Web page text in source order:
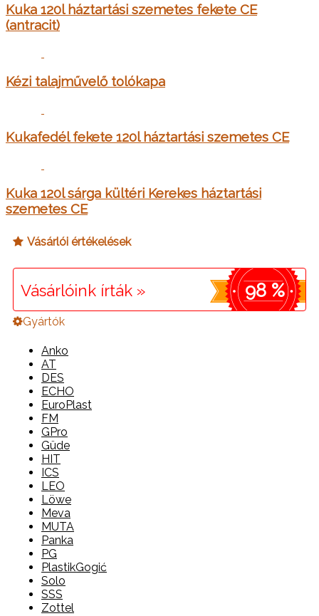
Kuka 120l háztartási szemetes fekete CE
(antracit)
Kézi talajművelő tolókapa
Kukafedél fekete 120l háztartási szemetes CE
Kuka 120l sárga kültéri Kerekes háztartási
szemetes CE
Vásárlói értékelések
Vásárlóink írták » 98 %
Gyártók
Anko
AT
DES
ECHO
EuroPlast
FM
GPro
Güde
HIT
ICS
LEO
Löwe
Meva
MUTA
Panka
PG
PlastikGogić
Solo
SSS
Zottel